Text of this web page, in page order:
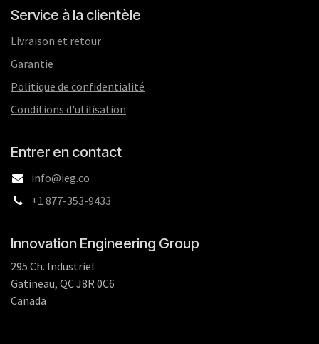
Service à la clientèle
Livraison et retour
Garantie
Politique de confidentialité
Conditions d'utilisation
Entrer en contact
info@ieg.co
+1 877-353-9433
Innovation Engineering Group
295 Ch. Industriel
Gatineau, QC J8R 0C6
Canada